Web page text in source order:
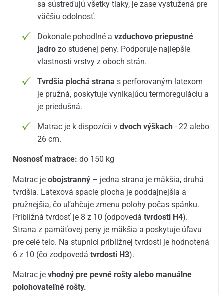
sa sústreďujú všetky tlaky, je zase vystužená pre
väčšiu odolnosť.
Dokonale pohodlné avzduchovo priepustné
jadro zo studenej peny. Podporuje najlepšie
vlastnosti vrstvy z oboch strán.
Tvrdšia plochá strana s perforovaným latexom
je pružná, poskytuje vynikajúcu termoreguláciu a
je priedušná.
Matrac je k dispozícii vdvoch výškach - 22 alebo
26 cm.
Nosnosť matrace: do 150 kg
Matrac jeobojstranný – jedna strana je mäkšia, druhá
tvrdšia. Latexová spacie plocha je poddajnejšia a
pružnejšia, čo uľahčuje zmenu polohy počas spánku.
Približná tvrdosť je 8 z 10 (odpovedátvrdosti H4).
Strana z pamäťovej peny je mäkšia a poskytuje úľavu
pre celé telo. Na stupnici približnej tvrdosti je hodnotená
6 z 10 (čo zodpovedátvrdosti H3).
Matrac je vhodný pre pevné rošty alebo manuálne
polohovateľné rošty.